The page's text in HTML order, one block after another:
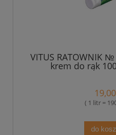
VITUS RATOWNIK
krem do rąk
( 1 litr =
do